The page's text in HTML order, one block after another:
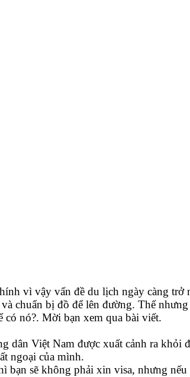
vì vậy vấn đề du lịch ngày càng
chuẩn bị đồ để lên đường. Thế
có nó?. Mời bạn xem qua bài viết.
dân Việt Nam được xuất cảnh ra
ngoại của mình.
sẽ không phải xin visa, nhưng